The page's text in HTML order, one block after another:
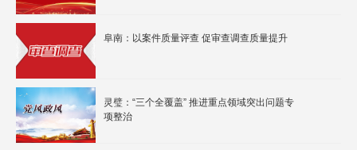
阜南：以案件质量评查 促审查调查质量提升
灵璧：“三个全覆盖” 推进重点领域突出问题专
项整治